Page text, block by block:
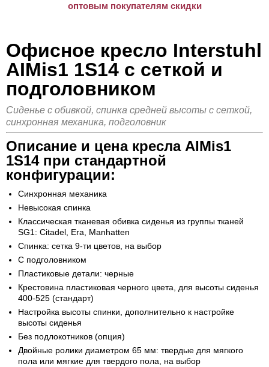
оптовым покупателям скидки
Офисное кресло Interstuhl
AIMis1 1S14 с сеткой и
подголовником
Сиденье с обивкой, спинка средней высоты с сеткой,
синхронная механика, подголовник
Описание и цена кресла AIMis1
1S14 при стандартной
конфигурации:
Синхронная механика
Невысокая спинка
Классическая тканевая обивка сиденья из группы тканей
SG1: Citadel, Era, Manhatten
Спинка: сетка 9-ти цветов, на выбор
С подголовником
Пластиковые детали: черные
Крестовина пластиковая черного цвета, для высоты сиденья
400-525 (стандарт)
Настройка высоты спинки, дополнительно к настройке
высоты сиденья
Без подлокотников (опция)
Двойные ролики диаметром 65 мм: твердые для мягкого
пола или мягкие для твердого пола, на выбор